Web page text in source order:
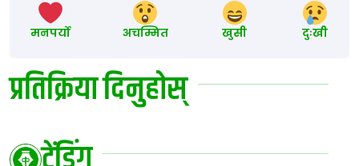
मनपर्यो अचम्मित खुसी दुःखी
प्रतिक्रिया दिनुहोस्